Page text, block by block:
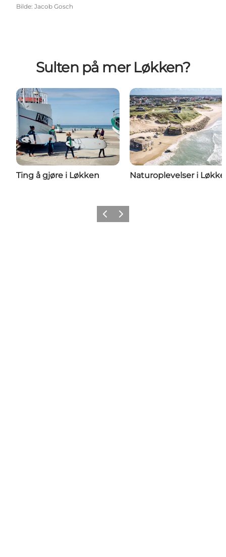
Bilde: Jacob Gosch
Sulten på mer Løkken?
Ting å gjøre i Løkken Naturoplevelser i
ForrigeNeste